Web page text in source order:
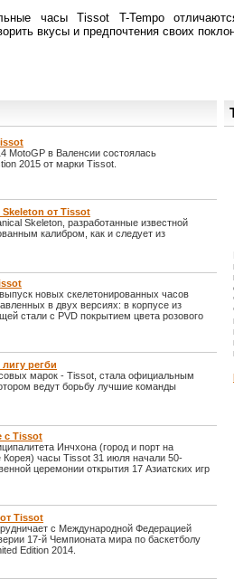
часы Tissot T-Tempo
вкусы и предпочтения своих
MotoGP в Валенсии состоялась
2015 от марки Tissot.
от Tissot
Skeleton, разработанные известной
калибром, как и следует из
новых скелетонированных часов
в двух версиях: в корпусе из
стали с PVD покрытием цвета розового
регби
марок - Tissot, стала официальным
ведут борьбу лучшие команды
с Tissot
Инчхона (город и порт на
Корея) часы Tissot 31 июля начали 50-
церемонии открытия 17 Азиатских игр
Tissot
с Международной Федерацией
17-й Чемпионата мира по баскетболу
Edition 2014.